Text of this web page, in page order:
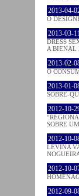
2013-04-
O
2013-03-
DRESS
A BIENAL
2013-02-
O
2013-01-
SOBRE-
2012-10-
SOBRE
2012-10-
LEVINA
2012-10-
2012-09-